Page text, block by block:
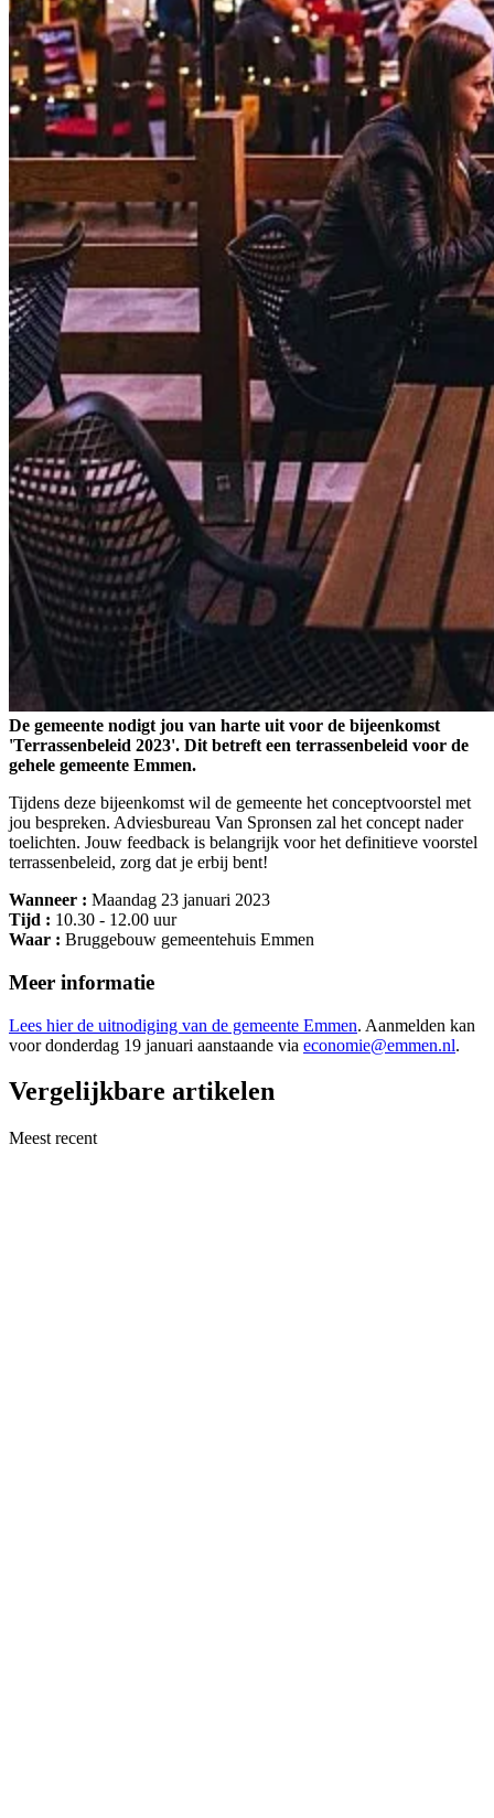
De gemeente nodigt jou van harte uit voor de bijeenkomst
'Terrassenbeleid 2023'. Dit betreft een terrassenbeleid voor de
gehele gemeente Emmen.
Tijdens deze bijeenkomst wil de gemeente het conceptvoorstel met
jou bespreken. Adviesbureau Van Spronsen zal het concept nader
toelichten. Jouw feedback is belangrijk voor het definitieve voorstel
terrassenbeleid, zorg dat je erbij bent!
Wanneer : Maandag 23 januari 2023
Tijd : 10.30 - 12.00 uur
Waar : Bruggebouw gemeentehuis Emmen
Meer informatie
Lees hier de uitnodiging van de gemeente Emmen. Aanmelden kan
voor donderdag 19 januari aanstaande via economie@emmen.nl.
Vergelijkbare artikelen
Meest recent